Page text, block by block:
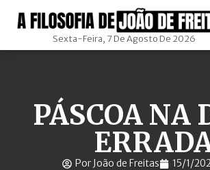
Sexta-Feira, 7 De Agosto De 2026
PÁSCOA NA
Por João de Freitas 15/1/